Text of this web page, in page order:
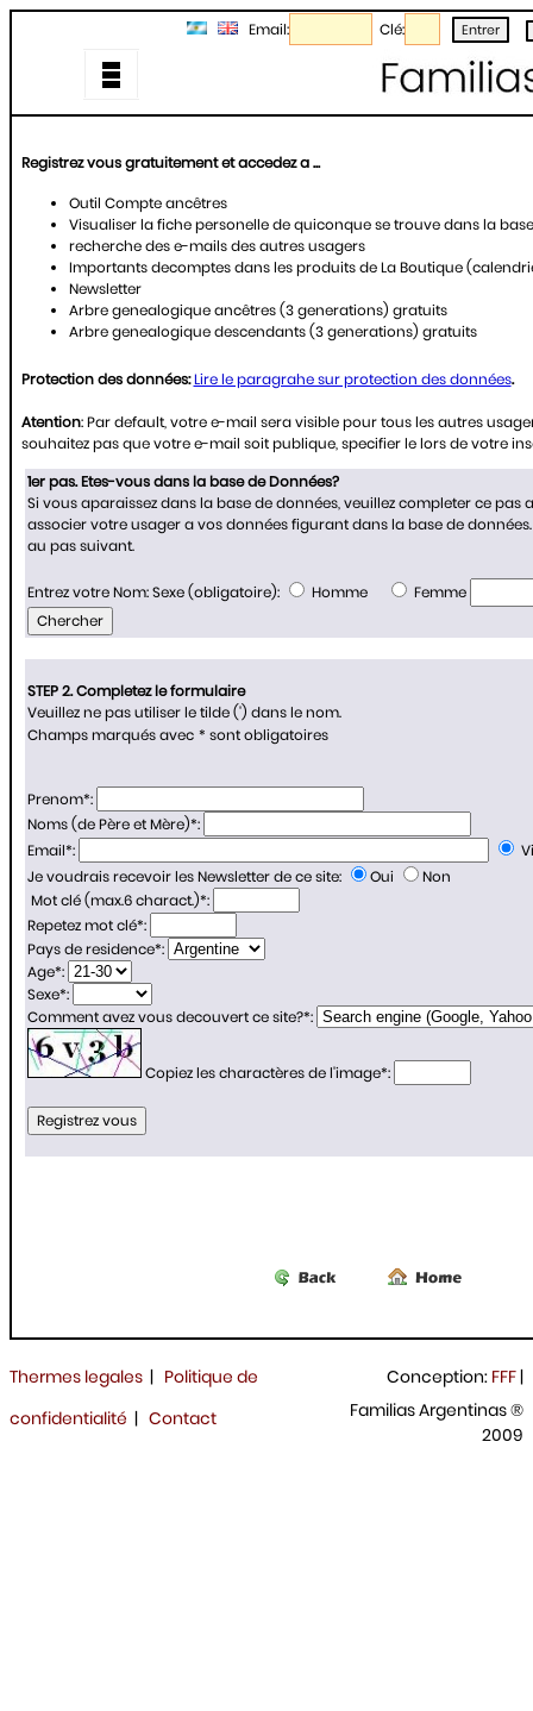
Email: Clé:
Registrez vous gratuitement et accedez a ...
Outil Compte ancêtres
Visualiser la fiche personelle de quiconque se trouve dans la
recherche des e-mails des autres usagers
Importants decomptes dans les produits de La Boutique
Newsletter
Arbre genealogique ancêtres (3 generations) gratuits
Arbre genealogique descendants (3 generations) gratuits
Protection des données:Lire le paragrahe sur protection des données.
Atention: Par default, votre e-mail sera visible pour tous les autres
souhaitez pas que votre e-mail soit publique, specifier le lors de votre
1er pas. Etes-vous dans la base de Données?
Si vous aparaissez dans la base de données, veuillez completer ce
associer votre usager a vos données figurant dans la base de
au pas suivant.
Entrez votre Nom: Sexe (obligatoire): Homme Femme
STEP 2. Completez le formulaire
Veuillez ne pas utiliser le tilde (') dans le nom.
Champs marqués avec * sont obligatoires
Prenom*:
Noms (de Père et Mère)*:
Email*:
Je voudrais recevoir les Newsletter de ce site:
Oui
Non
Mot clé (max.6 charact.)*:
Repetez mot clé*:
Pays de residence*:
Age*:
Sexe*:
Comment avez vous decouvert ce site?*:
Copiez les charactères de l'image*:
Thermes legales | Politique de
confidentialité | Contact
Conception: FFF|
Familias Argentinas ®
2009